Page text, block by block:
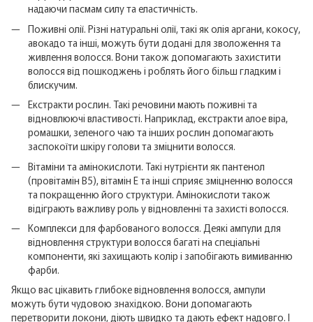
надаючи пасмам силу та еластичність.
Поживні олії. Різні натуральні олії, такі як олія аргани, кокосу,
авокадо та інші, можуть бути додані для зволоження та
живлення волосся. Вони також допомагають захистити
волосся від пошкоджень і роблять його більш гладким і
блискучим.
Екстракти рослин. Такі речовини мають поживні та
відновлюючі властивості. Наприклад, екстракти алое віра,
ромашки, зеленого чаю та інших рослин допомагають
заспокоїти шкіру голови та зміцнити волосся.
Вітаміни та амінокислоти. Такі нутрієнти як пантенол
(провітамін В5), вітамін Е та інші сприяє зміцненню волосся
та покращенню його структури. Амінокислоти також
відіграють важливу роль у відновленні та захисті волосся.
Комплекси для фарбованого волосся. Деякі ампули для
відновлення структури волосся багаті на спеціальні
компоненти, які захищають колір і запобігають вимиванню
фарби.
Якщо вас цікавить глибоке відновлення волосся, ампули
можуть бути чудовою знахідкою. Вони допомагають
перетворити локони, діють швидко та дають ефект надовго. І